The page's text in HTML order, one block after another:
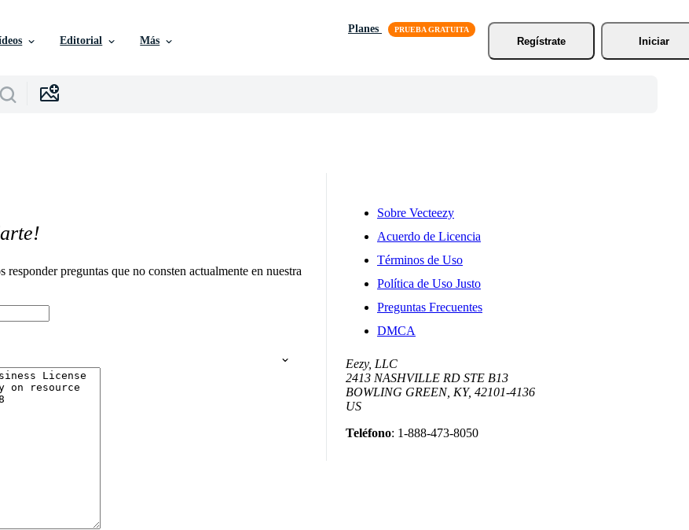
Editorial Más
Planes
Regístrate
Iniciar
preguntas que no consten actualmente en nuestra
Sobre Vecteezy
Acuerdo de Licencia
Términos de Uso
Política de Uso Justo
Preguntas Frecuentes
DMCA
Eezy, LLC
2413 NASHVILLE RD STE B13
BOWLING GREEN, KY, 42101-4136
US
Teléfono: 1-888-473-8050